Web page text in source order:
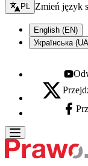
Zmień język - bieżący:
PL Zmień język
English (EN)
Українська
X - otwiera się